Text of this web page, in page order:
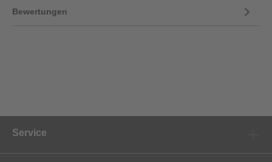
Bewertungen
Service